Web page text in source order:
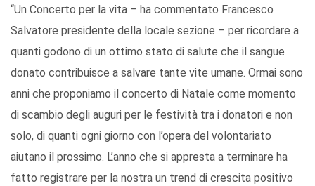
“Un Concerto per la vita – ha commentato Francesco
Salvatore presidente della locale sezione – per ricordare a
quanti godono di un ottimo stato di salute che il sangue
donato contribuisce a salvare tante vite umane. Ormai sono
anni che proponiamo il concerto di Natale come momento
di scambio degli auguri per le festività tra i donatori e non
solo, di quanti ogni giorno con l’opera del volontariato
aiutano il prossimo. L’anno che si appresta a terminare ha
fatto registrare per la nostra un trend di crescita positivo